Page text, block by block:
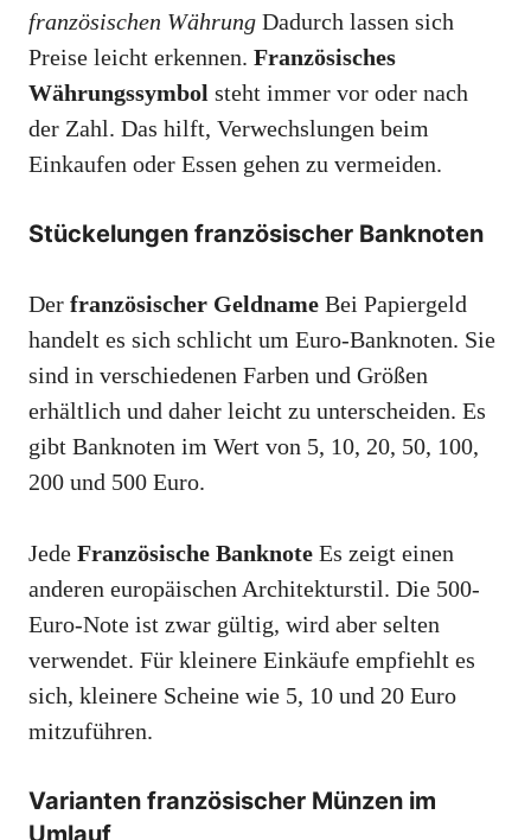
französischen Währung Dadurch lassen sich
Preise leicht erkennen. Französisches
Währungssymbol steht immer vor oder nach
der Zahl. Das hilft, Verwechslungen beim
Einkaufen oder Essen gehen zu vermeiden.
Stückelungen französischer Banknoten
Der französischer Geldname Bei Papiergeld
handelt es sich schlicht um Euro-Banknoten. Sie
sind in verschiedenen Farben und Größen
erhältlich und daher leicht zu unterscheiden. Es
gibt Banknoten im Wert von 5, 10, 20, 50, 100,
200 und 500 Euro.
Jede Französische Banknote Es zeigt einen
anderen europäischen Architekturstil. Die 500-
Euro-Note ist zwar gültig, wird aber selten
verwendet. Für kleinere Einkäufe empfiehlt es
sich, kleinere Scheine wie 5, 10 und 20 Euro
mitzuführen.
Varianten französischer Münzen im
Umlauf